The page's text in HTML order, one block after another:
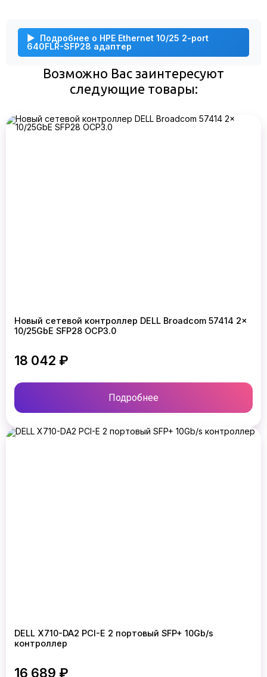
Подробнее о HPE Ethernet 10/25 2-port
640FLR-SFP28 адаптер
Возможно Вас заинтересуют
следующие товары:
Новый сетевой контроллер DELL Broadcom 57414 2x
10/25GbE SFP28 OCP3.0
18 042 ₽
Подробнее
DELL X710-DA2 PCI-E 2 портовый SFP+ 10Gb/s
контроллер
16 689 ₽